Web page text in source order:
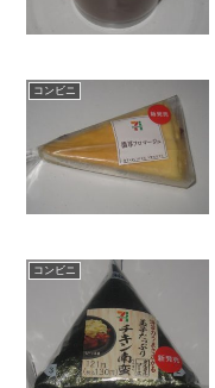
コンビニ
コンビニ